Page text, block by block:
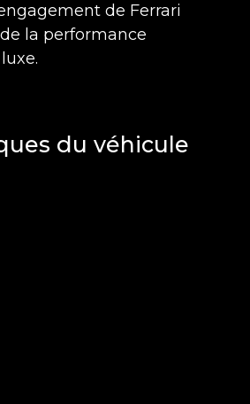
de Ferrari
la performance
du véhicule